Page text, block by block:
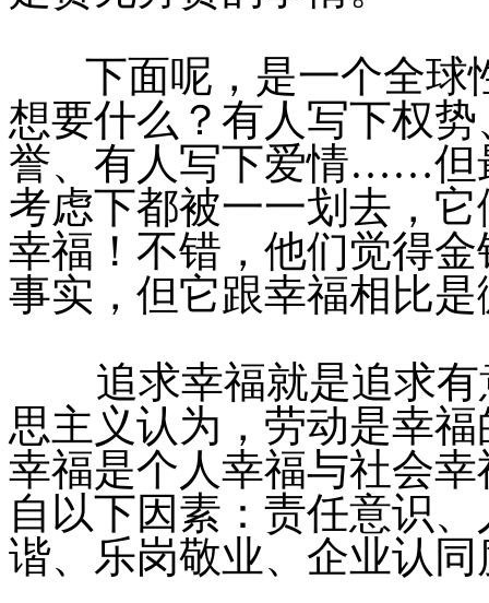
下面呢，是一个全球
想要什么？有人写下权
誉、有人写下爱情……但
考虑下都被一一划去，
幸福！不错，他们觉得
事实，但它跟幸福相比
追求幸福就是追求有
思主义认为，劳动是幸
幸福是个人幸福与社会
自以下因素：责任意识
谐、乐岗敬业、企业认